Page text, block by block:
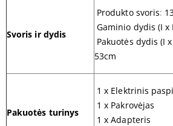
Svoris ir dydis
Produkto svoris:
Gaminio dydis (I x
Pakuotės dydis (I
53cm
Pakuotės turinys
1 x Elektrinis
1 x Pakrovėjas
1 x Adapteris